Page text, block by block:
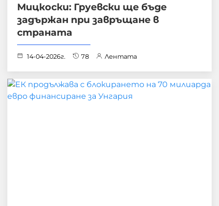
Мицкоски: Груевски ще бъде
задържан при завръщане в
страната
14-04-2026г. 78 Лентата